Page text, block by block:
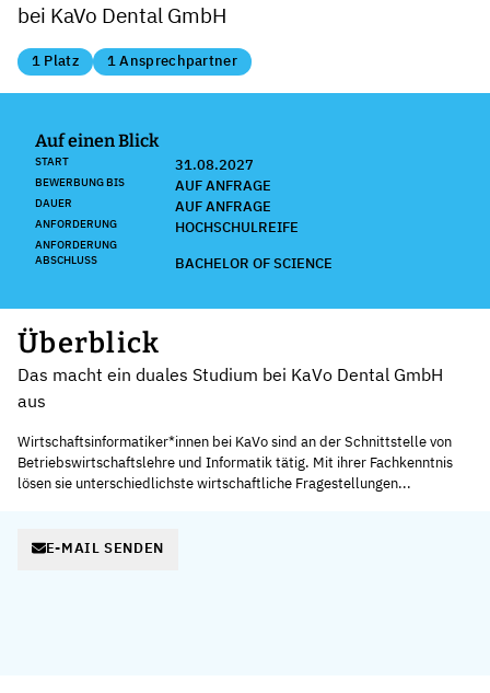
bei KaVo Dental GmbH
1 Platz 1 Ansprechpartner
Auf einen Blick
START 31.08.2027
BEWERBUNG BIS AUF ANFRAGE
DAUER AUF ANFRAGE
ANFORDERUNG HOCHSCHULREIFE
ANFORDERUNG
ABSCHLUSS
BACHELOR OF SCIENCE
Überblick
Das macht ein duales Studium bei KaVo Dental GmbH
aus
Wirtschaftsinformatiker*innen bei KaVo sind an der Schnittstelle von
Betriebswirtschaftslehre und Informatik tätig. Mit ihrer Fachkenntnis
lösen sie unterschiedlichste wirtschaftliche Fragestellungen...
E-MAIL SENDEN